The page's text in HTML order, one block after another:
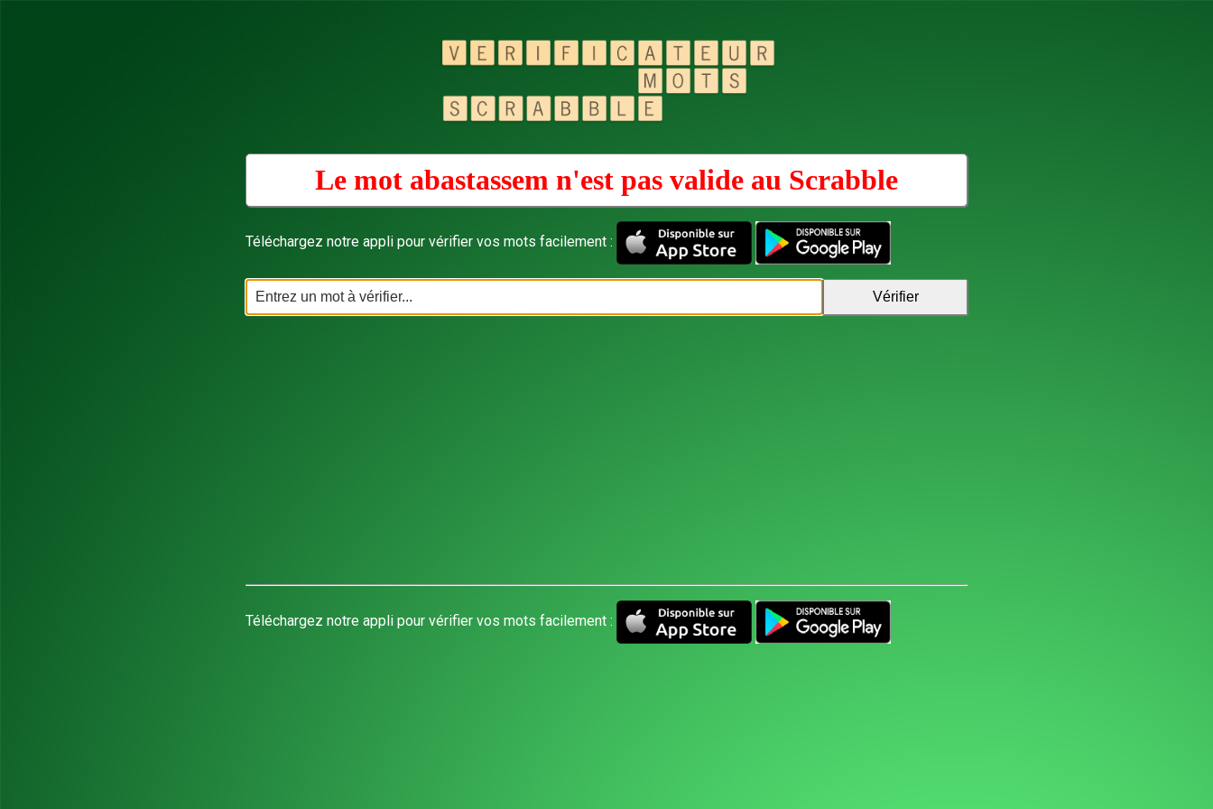
Le mot abastassem n'est pas valide au Scrabble
Téléchargez notre appli pour vérifier vos mots facilement :
Téléchargez notre appli pour vérifier vos mots facilement :